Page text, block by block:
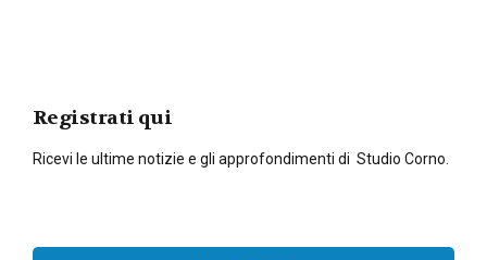
Registrati qui
Ricevi le ultime notizie e gli approfondimenti di Studio Corno.